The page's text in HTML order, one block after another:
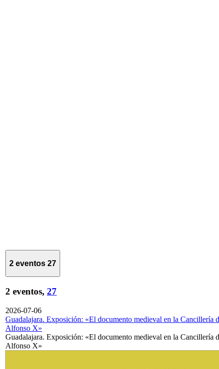
2 eventos 27
2 eventos, 27
2026-07-06
Guadalajara. Exposición: «El documento medieval en la Cancillería
Alfonso X»
Guadalajara. Exposición: «El documento medieval en la Cancillería
Alfonso X»